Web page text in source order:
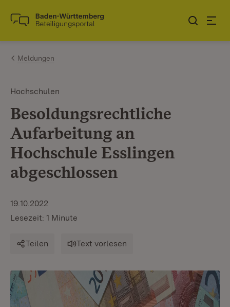
Zum Inhalt springen
Link zur Startseite
Meldungen
Hochschulen
Besoldungsrechtliche
Aufarbeitung an
Hochschule Esslingen
abgeschlossen
19.10.2022
Lesezeit: 1 Minute
Teilen Text vorlesen